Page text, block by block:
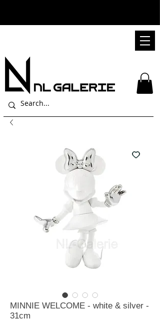
MINNIE WELCOME - white & silver -
31cm